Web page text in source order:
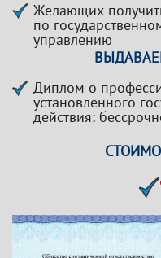
Желающих
по
управлению
Диплом о
установленного
действия: